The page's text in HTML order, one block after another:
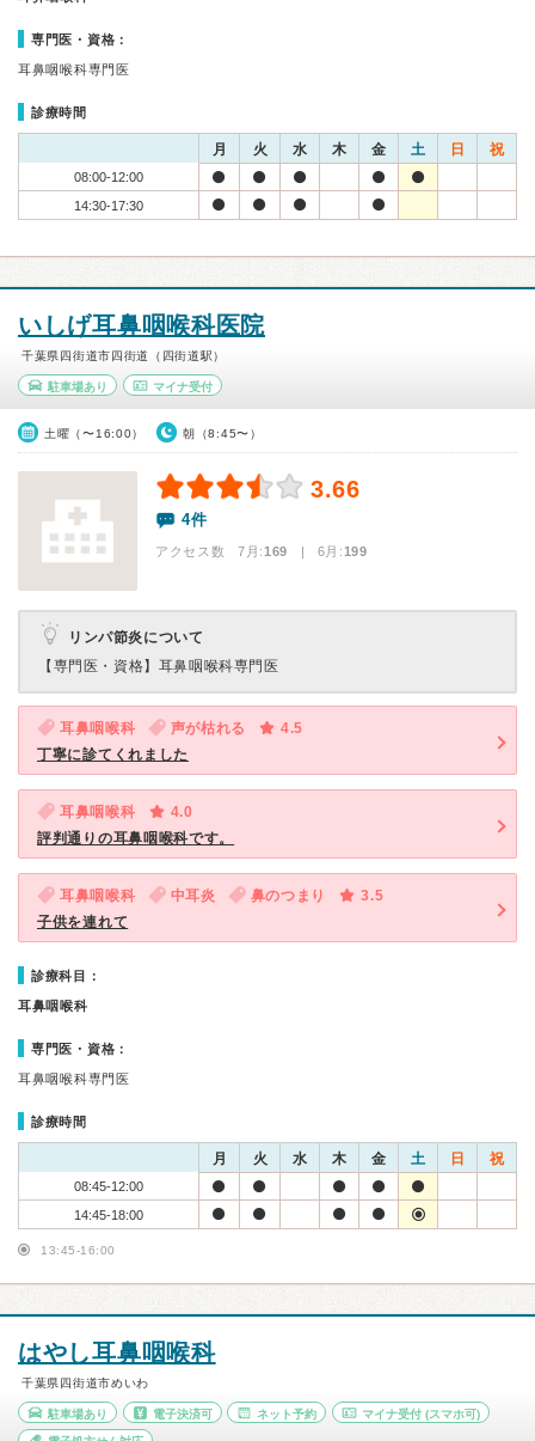
専門医・資格：
耳鼻咽喉科専門医
診療時間
月 火 水 木 金 土 日 祝
08:00-12:00
14:30-17:30
いしげ耳鼻咽喉科医院
千葉県四街道市四街道（四街道駅）
駐車場あり マイナ受付
土曜（〜16:00） 朝（8:45〜）
3.66
4件
アクセス数 7月:169 | 6月:199
リンパ節炎について
【専門医・資格】 耳鼻咽喉科専門医
耳鼻咽喉科 声が枯れる
4.5
丁寧に診てくれました
耳鼻咽喉科
4.0
評判通りの耳鼻咽喉科です。
耳鼻咽喉科 中耳炎 鼻のつまり
3.5
子供を連れて
診療科目：
耳鼻咽喉科
専門医・資格：
耳鼻咽喉科専門医
診療時間
月 火 水 木 金 土 日 祝
08:45-12:00
14:45-18:00
13:45-16:00
はやし耳鼻咽喉科
千葉県四街道市めいわ
駐車場あり 電子決済可 ネット予約 マイナ受付 (スマホ可)